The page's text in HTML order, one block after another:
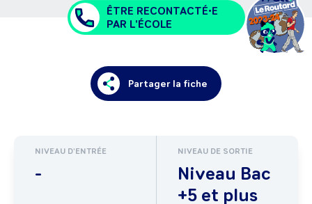
ÊTRE RECONTACTÉ•E
PAR L'ÉCOLE
Partager la fiche
NIVEAU D'ENTRÉE
-
NIVEAU DE SORTIE
Niveau Bac
+5 et plus